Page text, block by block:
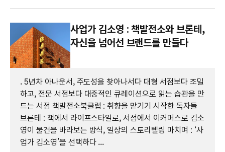
사업가 김소영 : 책발전소와 브론테,
자신을 넘어선 브랜드를 만들다
. 5년차 아나운서, 주도성을 찾아나서다 대형 서점보다 조밀
하고, 전문 서점보다 대중적인 큐레이션으로 읽는 습관을 만
드는 서점 책발전소북클럽 : 취향을 맡기기 시작한 독자들
브론테 : 책에서 라이프스타일로, 서점에서 이커머스로 김소
영이 물건을 바라보는 방식, 일상의 스토리텔링 마치며 : ‘사
업가 김소영’을 선택하다 ...